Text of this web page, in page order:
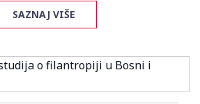
SAZNAJ VIŠE